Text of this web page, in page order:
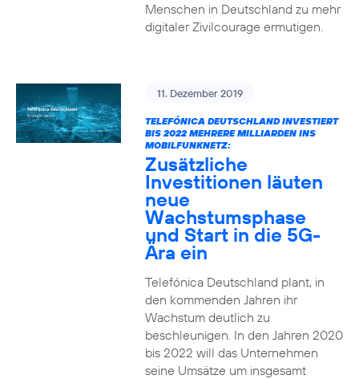
Menschen in Deutschland zu mehr
digitaler Zivilcourage ermutigen.
11. Dezember 2019
TELEFÓNICA DEUTSCHLAND INVESTIERT
BIS 2022 MEHRERE MILLIARDEN INS
MOBILFUNKNETZ:
Zusätzliche
Investitionen läuten
neue
Wachstumsphase
und Start in die 5G-
Ära ein
Telefónica Deutschland plant, in
den kommenden Jahren ihr
Wachstum deutlich zu
beschleunigen. In den Jahren 2020
bis 2022 will das Unternehmen
seine Umsätze um insgesamt